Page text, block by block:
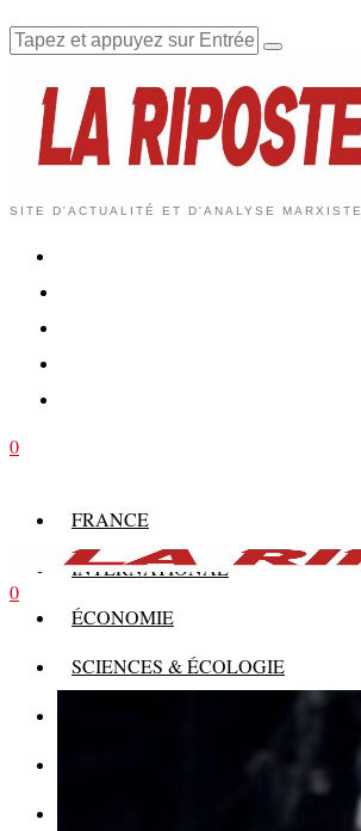
SITE D'ACTUALITÉ ET D'ANALYSE MARXISTE
0
FRANCE
INTERNATIONAL
ÉCONOMIE
SCIENCES & ÉCOLOGIE
0